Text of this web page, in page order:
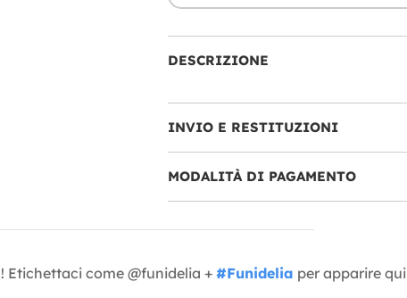
DESCRIZIONE
INVIO E RESTITUZIONI
MODALITÀ DI PAGAMENTO
! Etichettaci come @funidelia + #Funidelia per apparire qui